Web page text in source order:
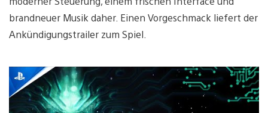
brandneuer Musik daher. Einen Vorgeschmack liefert der
Ankündigungstrailer zum Spiel.